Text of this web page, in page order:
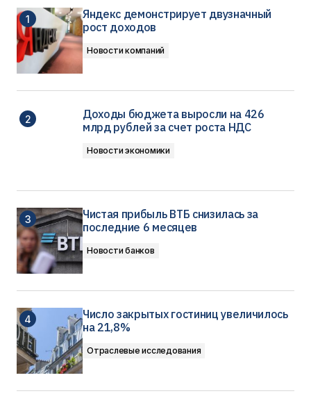
Яндекс демонстрирует двузначный
рост доходов
Новости компаний
Доходы бюджета выросли на 426
млрд рублей за счет роста НДС
Новости экономики
Чистая прибыль ВТБ снизилась за
последние 6 месяцев
Новости банков
Число закрытых гостиниц увеличилось
на 21,8%
Отраслевые исследования